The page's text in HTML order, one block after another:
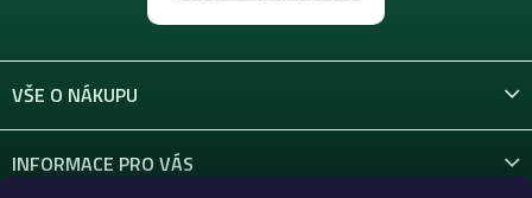
VŠE O NÁKUPU
INFORMACE PRO VÁS